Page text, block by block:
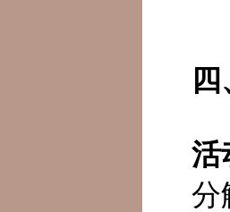
活
分